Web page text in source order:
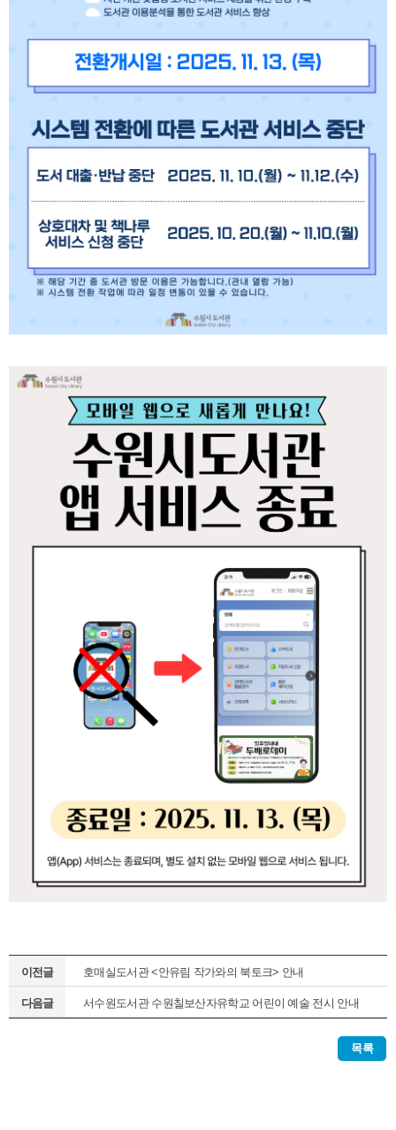
이전글 호매실도서관 <안유림 작가와의 북토크> 안내
다음글 서수원도서관 수원칠보산자유학교 어린이 예술 전시 안내
목록